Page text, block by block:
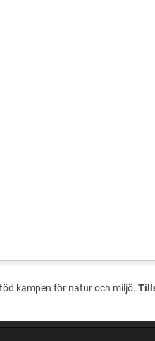
kampen för natur och miljö.